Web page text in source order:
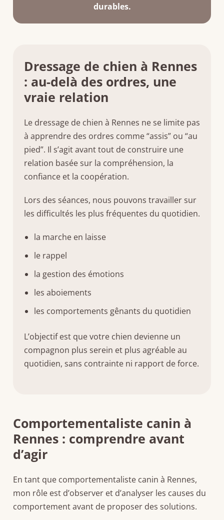
durables.
Dressage de chien à Rennes
: au-delà des ordres, une
vraie relation
Le dressage de chien à Rennes ne se limite pas
à apprendre des ordres comme “assis” ou “au
pied”. Il s’agit avant tout de construire une
relation basée sur la compréhension, la
confiance et la coopération.
Lors des séances, nous pouvons travailler sur
les difficultés les plus fréquentes du quotidien.
la marche en laisse
le rappel
la gestion des émotions
les aboiements
les comportements gênants du quotidien
L’objectif est que votre chien devienne un
compagnon plus serein et plus agréable au
quotidien, sans contrainte ni rapport de force.
Comportementaliste canin à
Rennes : comprendre avant
d’agir
En tant que comportementaliste canin à Rennes,
mon rôle est d’observer et d’analyser les causes du
comportement avant de proposer des solutions.